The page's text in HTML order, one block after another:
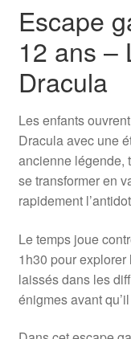
Escape
12 ans –
Dracula
Les enfants
Dracula avec une
ancienne légende,
se transformer en
rapidement
Le temps joue
1h30 pour
laissés dans les
énigmes avant